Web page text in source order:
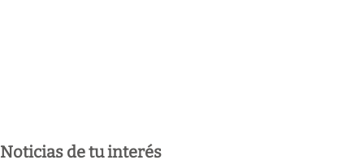
Noticias de tu interés